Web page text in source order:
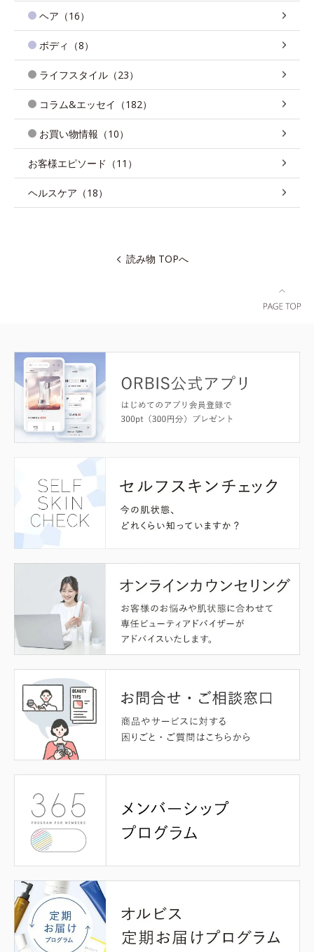
ヘア（16）
ボディ（8）
ライフスタイル（23）
コラム&エッセイ（182）
お買い物情報（10）
お客様エピソード（11）
ヘルスケア（18）
読み物 TOPへ